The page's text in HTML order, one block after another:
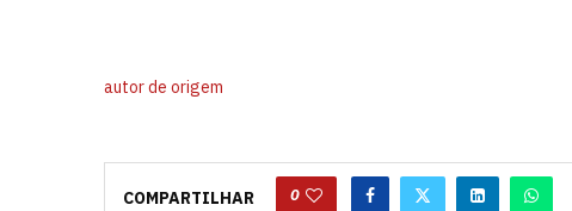
autor de origem
COMPARTILHAR 0